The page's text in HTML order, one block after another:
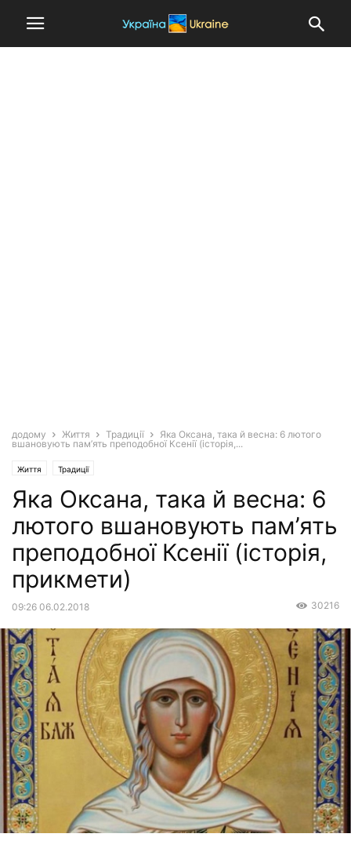
додому Життя Традиції
Яка Оксана, така й весна: 6 лютого
вшановують пам’ять преподобної Ксенії (історія,...
Життя Традиції
Яка Оксана, така й весна: 6
лютого вшановують пам’ять
преподобної Ксенії (історія,
прикмети)
09:26 06.02.2018 30216